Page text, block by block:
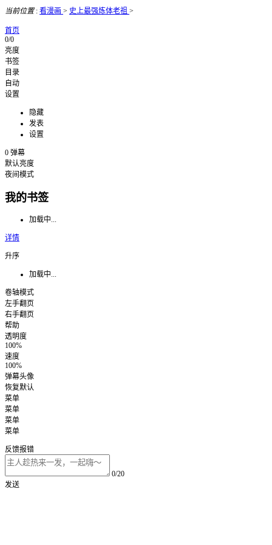
当前位置: 看漫画 > 史上最强炼体老祖 >
首页
0/0
亮度
书签
目录
自动
设置
隐藏
发表
设置
0 弹幕
默认亮度
夜间模式
我的书签
加载中...
详情
升序
加载中...
卷轴模式
左手翻页
右手翻页
帮助
透明度
100%
速度
100%
弹幕头像
恢复默认
菜单
菜单
菜单
菜单
反馈报错
0/20
发送